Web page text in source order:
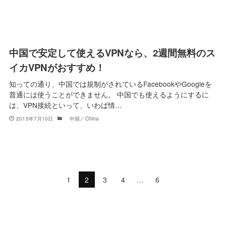
中国で安定して使えるVPNなら、2週間無料のス
イカVPNがおすすめ！
知っての通り、中国では規制がされているFacebookやGoogleを
普通には使うことができません。 中国でも使えるようにするに
は、VPN接続といって、いわば情…
2015年7月10日 中国／China
1 2 3 4 … 6